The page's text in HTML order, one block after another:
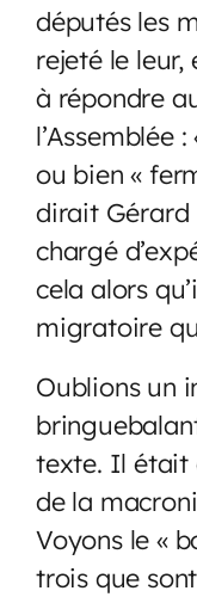
députés les
rejeté le leur,
à répondre
l’Assemblée
ou bien «
dirait Gérard
chargé
cela alors
migratoire
Oublions un
texte. Il était
de la
Voyons le «
trois que